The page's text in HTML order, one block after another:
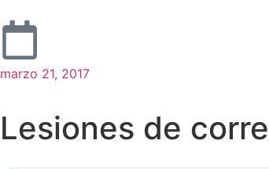
marzo 21, 2017
Lesiones de